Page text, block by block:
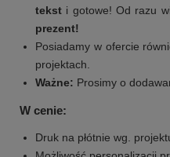
tekst i gotowe! Od razu
prezent!
Posiadamy w ofercie
projektach.
Ważne: Prosimy o
W cenie:
Druk na płótnie wg.